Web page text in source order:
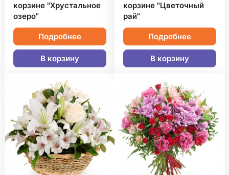
корзине "Хрустальное
озеро"
Подробнее
В корзину
корзине "Цветочный
рай"
Подробнее
В корзину